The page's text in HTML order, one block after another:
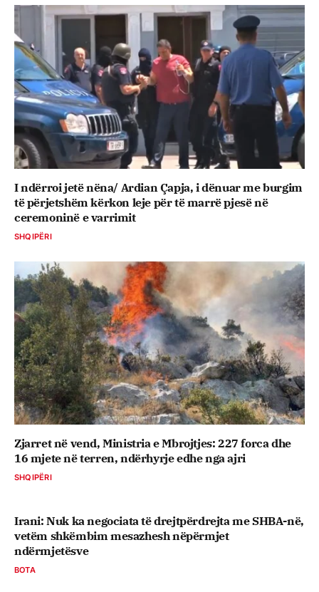
I ndërroi jetë nëna/ Ardian Çapja, i dënuar me burgim
të përjetshëm kërkon leje për të marrë pjesë në
ceremoninë e varrimit
SHQIPËRI
Zjarret në vend, Ministria e Mbrojtjes: 227 forca dhe
16 mjete në terren, ndërhyrje edhe nga ajri
SHQIPËRI
Irani: Nuk ka negociata të drejtpërdrejta me SHBA-në,
vetëm shkëmbim mesazhesh nëpërmjet
ndërmjetësve
BOTA